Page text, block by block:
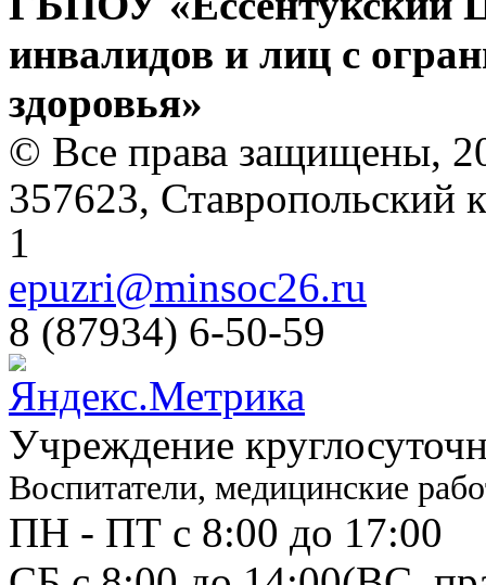
инвалидов и лиц с
здоровья»
© Все права защищены,
357623, Ставропольский
1
epuzri@minsoc26.ru
8 (87934) 6-50-59
Учреждение
Воспитатели, медицинские
ПН - ПТ с 8:00 до 17:00